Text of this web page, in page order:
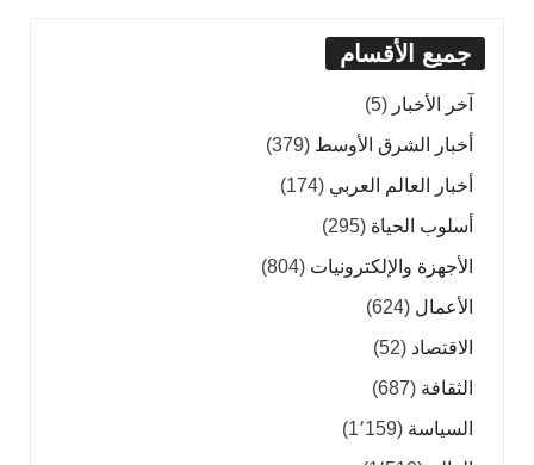
جميع الأقسام
آخر الأخبار (5)
أخبار الشرق الأوسط (379)
أخبار العالم العربي (174)
أسلوب الحياة (295)
الأجهزة والإلكترونيات (804)
الأعمال (624)
الاقتصاد (52)
الثقافة (687)
السياسة (1٬159)